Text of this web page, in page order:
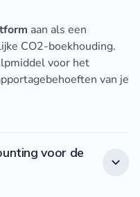
aan als een
CO2-boekhouding.
voor het
van je
voor de